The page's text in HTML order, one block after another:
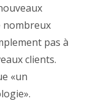
nombreux
pas à
clients.
«un